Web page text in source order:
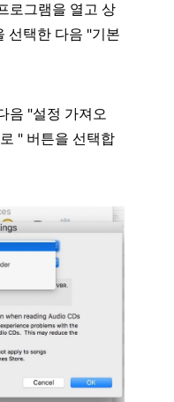
로그램을 열고 상
선택한 다음 "기본
음 "설정 가져오
" 버튼을 선택합